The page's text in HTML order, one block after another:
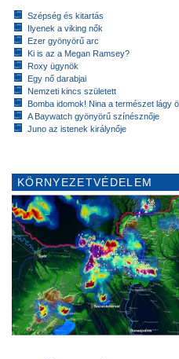
Szépség és kitartás
Ilyenek a viking nők
Ezer gyönyörű arc
Ki is az a Megan Ramsey?
Roxy ügynök
Egy nő darabjai
Nemzeti kincs született
Bomba idomok! Nina a természet lágy
A Baywatch gyönyörű színésznője
Juno az istenek királynője
KÖRNYEZETVÉDELEM